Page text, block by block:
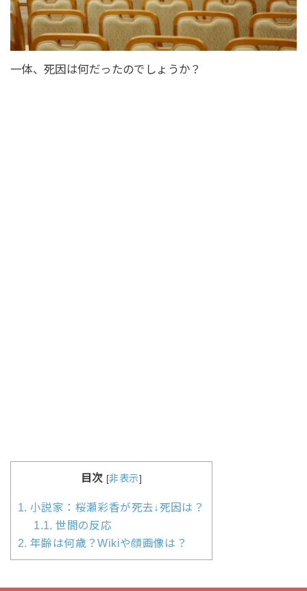
一体、死因は何だったのでしょうか？
目次 [非表示]
1. 小説家：桜瀬彩香が死去↓死因は？
1.1. 世間の反応
2. 年齢は何歳？Wikiや顔画像は？